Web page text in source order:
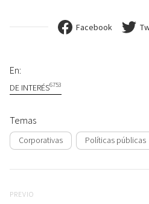
Facebook
En:
DE INTERÉS6753
Temas
Corporativas Políticas públicas
Previo
PREVIO